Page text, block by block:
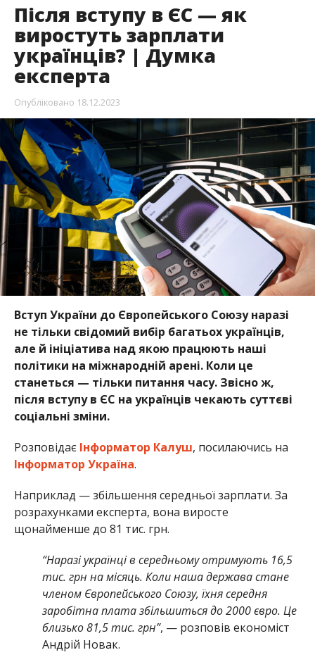
Після вступу в ЄС — як
виростуть зарплати
українців? | Думка
експерта
Опубліковано 18.12.2023
Вступ України до Європейського Союзу наразі
не тільки свідомий вибір багатьох українців,
але й ініціатива над якою працюють наші
політики на міжнародній арені. Коли це
станеться — тільки питання часу. Звісно ж,
після вступу в ЄС на українців чекають суттєві
соціальні зміни.
Розповідає Інформатор Калуш, посилаючись на
Інформатор Україна.
Наприклад — збільшення середньої зарплати. За
розрахунками експерта, вона виросте
щонайменше до 81 тис. грн.
“Наразі українці в середньому отримують 16,5
тис. грн на місяць. Коли наша держава стане
членом Європейського Союзу, їхня середня
заробітна плата збільшиться до 2000 євро. Це
близько 81,5 тис. грн”, — розповів економіст
Андрій Новак.